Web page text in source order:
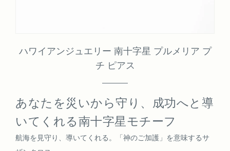
ハワイアンジュエリー 南十字星 プルメリア プ
チ ピアス
あなたを災いから守り、成功へと導
いてくれる南十字星モチーフ
航海を見守り、導いてくれる。「神のご加護」を意味するサ